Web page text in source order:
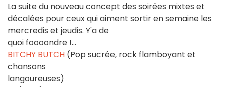
La suite du nouveau concept des soirées mixtes et
décalées pour ceux qui aiment sortir en semaine les
mercredis et jeudis. Y'a de
quoi foooondre !...
BITCHY BUTCH (Pop sucrée, rock flamboyant et
chansons
langoureuses)